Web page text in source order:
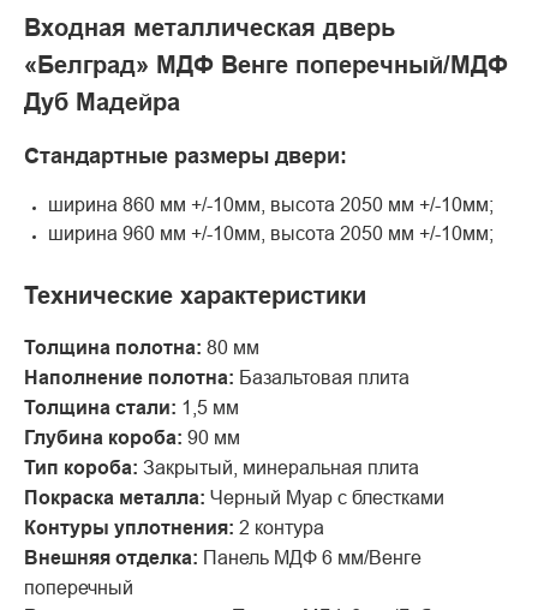
Входная металлическая дверь
«Белград» МДФ Венге поперечный/МДФ
Дуб Мадейра
Стандартные размеры двери:
ширина 860 мм +/-10мм, высота 2050 мм +/-10мм;
ширина 960 мм +/-10мм, высота 2050 мм +/-10мм;
Технические характеристики
Толщина полотна: 80 мм
Наполнение полотна: Базальтовая плита
Толщина стали: 1,5 мм
Глубина короба: 90 мм
Тип короба: Закрытый, минеральная плита
Покраска металла: Черный Муар с блестками
Контуры уплотнения: 2 контура
Внешняя отделка: Панель МДФ 6 мм/Венге
поперечный